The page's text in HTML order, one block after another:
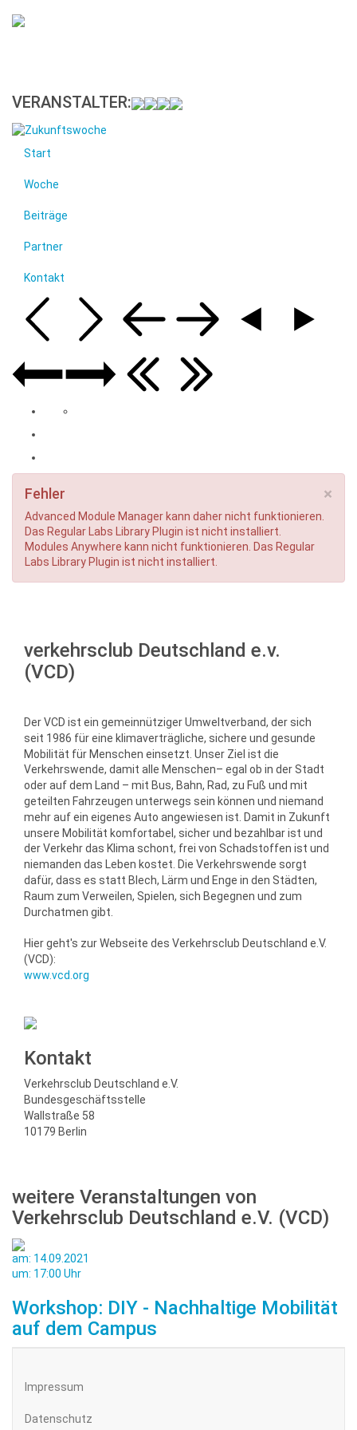
VERANSTALTER:
Start
Woche
Beiträge
Partner
Kontakt
×
Fehler
Advanced Module Manager kann daher nicht funktionieren.
Das Regular Labs Library Plugin ist nicht installiert.
Modules Anywhere kann nicht funktionieren. Das Regular
Labs Library Plugin ist nicht installiert.
verkehrsclub Deutschland e.v.
(VCD)
Der VCD ist ein gemeinnütziger Umweltverband, der sich
seit 1986 für eine klimaverträgliche, sichere und gesunde
Mobilität für Menschen einsetzt. Unser Ziel ist die
Verkehrswende, damit alle Menschen– egal ob in der Stadt
oder auf dem Land – mit Bus, Bahn, Rad, zu Fuß und mit
geteilten Fahrzeugen unterwegs sein können und niemand
mehr auf ein eigenes Auto angewiesen ist. Damit in Zukunft
unsere Mobilität komfortabel, sicher und bezahlbar ist und
der Verkehr das Klima schont, frei von Schadstoffen ist und
niemanden das Leben kostet. Die Verkehrswende sorgt
dafür, dass es statt Blech, Lärm und Enge in den Städten,
Raum zum Verweilen, Spielen, sich Begegnen und zum
Durchatmen gibt.
Hier geht's zur Webseite des Verkehrsclub Deutschland e.V.
(VCD):
www.vcd.org
Kontakt
Verkehrsclub Deutschland e.V.
Bundesgeschäftsstelle
Wallstraße 58
10179 Berlin
weitere Veranstaltungen von
Verkehrsclub Deutschland e.V. (VCD)
am: 14.09.2021
um: 17:00 Uhr
Workshop: DIY - Nachhaltige Mobilität
auf dem Campus
Impressum
Datenschutz